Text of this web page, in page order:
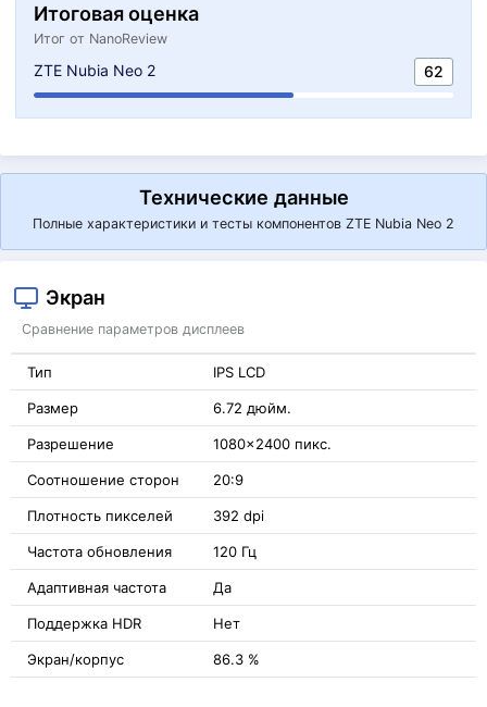
Итоговая оценка
Итог от NanoReview
ZTE Nubia Neo 2 62
Технические данные
Полные характеристики и тесты компонентов ZTE Nubia Neo 2
Экран
Сравнение параметров дисплеев
Тип IPS LCD
Размер 6.72 дюйм.
Разрешение 1080x2400 пикс.
Соотношение сторон 20:9
Плотность пикселей 392 dpi
Частота обновления 120 Гц
Адаптивная частота Да
Поддержка HDR Нет
Экран/корпус 86.3 %